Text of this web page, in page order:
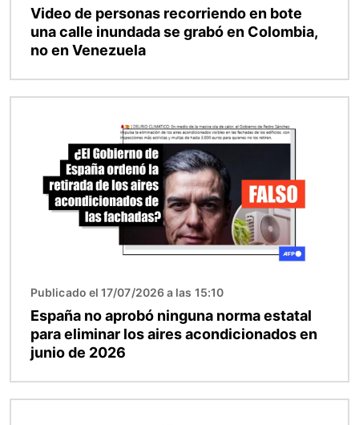
Video de personas recorriendo en bote
una calle inundada se grabó en Colombia,
no en Venezuela
Publicado el 17/07/2026 a las 15:10
España no aprobó ninguna norma estatal
para eliminar los aires acondicionados en
junio de 2026